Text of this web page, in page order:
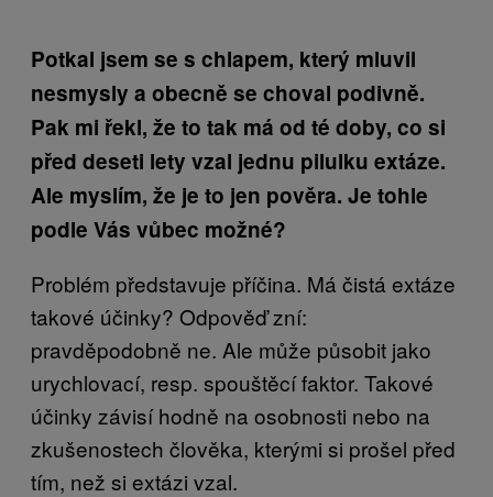
Potkal jsem se s chlapem, který mluvil
nesmysly a obecně se choval podivně.
Pak mi řekl, že to tak má od té doby, co si
před deseti lety vzal jednu pilulku extáze.
Ale myslím, že je to jen pověra. Je tohle
podle Vás vůbec možné?
Problém představuje příčina. Má čistá extáze
takové účinky? Odpověď zní:
pravděpodobně ne. Ale může působit jako
urychlovací, resp. spouštěcí faktor. Takové
účinky závisí hodně na osobnosti nebo na
zkušenostech člověka, kterými si prošel před
tím, než si extázi vzal.